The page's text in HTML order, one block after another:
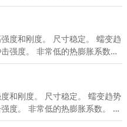
能 高达UL 0.8MM 94-V0 高CTI
度和刚度。 尺寸稳定。 蠕变趋
强度。 非常低的热膨胀系数。
学性 对氯和腐蚀剂具有出色的
汽油渗透性和出色的气体阻隔
和刚度。 尺寸稳定。 蠕变趋势
度。 非常低的热膨胀系数。 对
性 对氯和腐蚀剂具有出色的耐